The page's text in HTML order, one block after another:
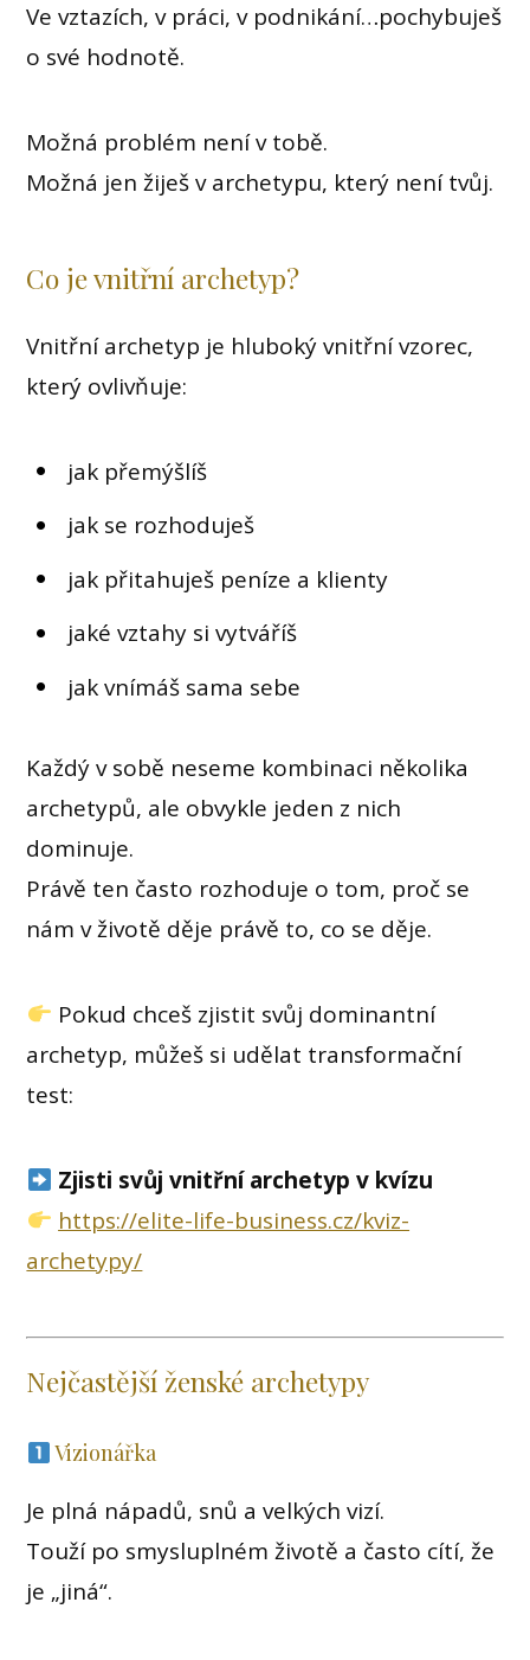
Ve vztazích, v práci, v podnikání…pochybuješ
o své hodnotě.
Možná problém není v tobě.
Možná jen žiješ v archetypu, který není tvůj.
Co je vnitřní archetyp?
Vnitřní archetyp je hluboký vnitřní vzorec,
který ovlivňuje:
jak přemýšlíš
jak se rozhoduješ
jak přitahuješ peníze a klienty
jaké vztahy si vytváříš
jak vnímáš sama sebe
Každý v sobě neseme kombinaci několika
archetypů, ale obvykle jeden z nich
dominuje.
Právě ten často rozhoduje o tom, proč se
nám v životě děje právě to, co se děje.
Pokud chceš zjistit svůj dominantní
archetyp, můžeš si udělat transformační
test:
Zjisti svůj vnitřní archetyp v kvízu
https://elite-life-business.cz/kviz-
archetypy/
Nejčastější ženské archetypy
Vizionářka
Je plná nápadů, snů a velkých vizí.
Touží po smysluplném životě a často cítí, že
je „jiná“.